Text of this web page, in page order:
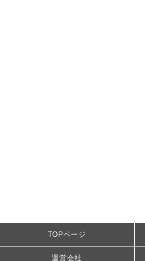
TOPページ
運営会社